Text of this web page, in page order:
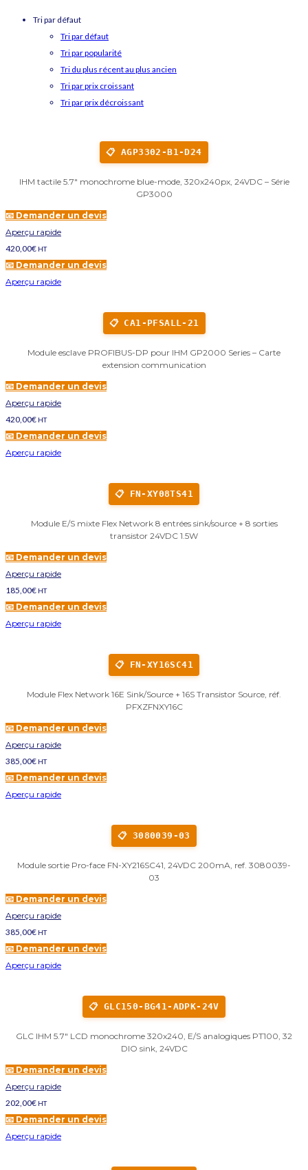
Tri par défaut
Tri par défaut
Tri par popularité
Tri du plus récent au plus ancien
Tri par prix croissant
Tri par prix décroissant
📋 AGP3302-B1-D24
IHM tactile 5.7" monochrome blue-mode, 320x240px, 24VDC – Série
GP3000
📧 Demander un devis
Aperçu rapide
420,00€ HT
📧 Demander un devis
Aperçu rapide
📋 CA1-PFSALL-21
Module esclave PROFIBUS-DP pour IHM GP2000 Series – Carte
extension communication
📧 Demander un devis
Aperçu rapide
420,00€ HT
📧 Demander un devis
Aperçu rapide
📋 FN-XY08TS41
Module E/S mixte Flex Network 8 entrées sink/source + 8 sorties
transistor 24VDC 1.5W
📧 Demander un devis
Aperçu rapide
185,00€ HT
📧 Demander un devis
Aperçu rapide
📋 FN-XY16SC41
Module Flex Network 16E Sink/Source + 16S Transistor Source, réf.
PFXZFNXY16C
📧 Demander un devis
Aperçu rapide
385,00€ HT
📧 Demander un devis
Aperçu rapide
📋 3080039-03
Module sortie Pro-face FN-XY216SC41, 24VDC 200mA, ref. 3080039-
03
📧 Demander un devis
Aperçu rapide
385,00€ HT
📧 Demander un devis
Aperçu rapide
📋 GLC150-BG41-ADPK-24V
GLC IHM 5.7" LCD monochrome 320x240, E/S analogiques PT100, 32
DIO sink, 24VDC
📧 Demander un devis
Aperçu rapide
202,00€ HT
📧 Demander un devis
Aperçu rapide